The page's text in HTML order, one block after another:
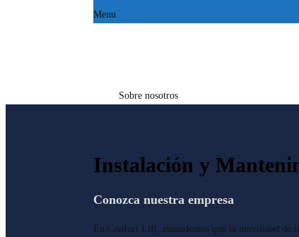
Menu
Sobre nosotros
Instalación y
Conozca nuestra empresa
En Confort Lift, entendemos que la movilidad de